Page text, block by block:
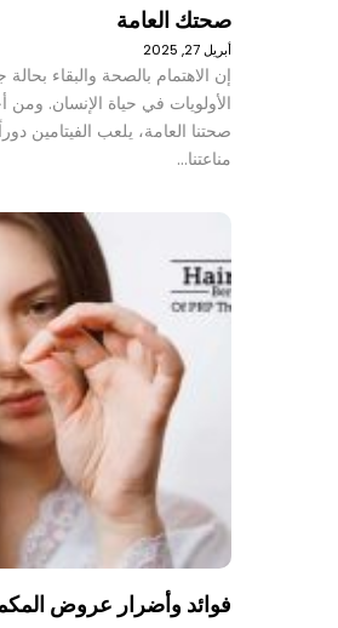
صحتك العامة
أبريل 27, 2025
إن الاهتمام بالصحة والبقاء
الأولويات في حياة الإنسان.
صحتنا العامة، يلعب الفيتامين
مناعتنا…
فوائد وأضرار عروض